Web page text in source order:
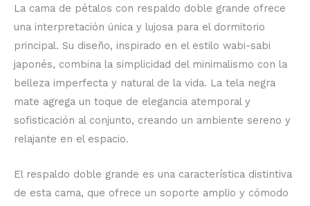
La cama de pétalos con respaldo doble grande ofrece
una interpretación única y lujosa para el dormitorio
principal. Su diseño, inspirado en el estilo wabi-sabi
japonés, combina la simplicidad del minimalismo con la
belleza imperfecta y natural de la vida. La tela negra
mate agrega un toque de elegancia atemporal y
sofisticación al conjunto, creando un ambiente sereno y
relajante en el espacio.
El respaldo doble grande es una característica distintiva
de esta cama, que ofrece un soporte amplio y cómodo